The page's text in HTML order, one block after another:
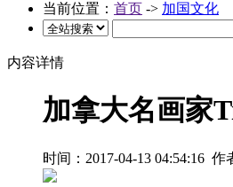
当前位置： 首页 -> 加国文化
内容详情
加拿大名画家
时间：2017-04-13 04:54:16